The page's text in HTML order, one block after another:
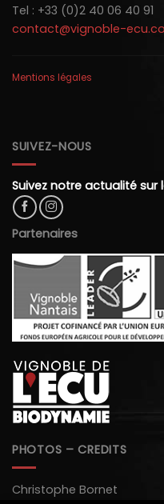
Tel : +33 (0)2 40 06 40 91
contact@vignoble-
Mentions légales
SUIVEZ-NOUS
Suivez notre actualité sur
Partenaires
PHOTOS – CREDITS
Christophe Bornet